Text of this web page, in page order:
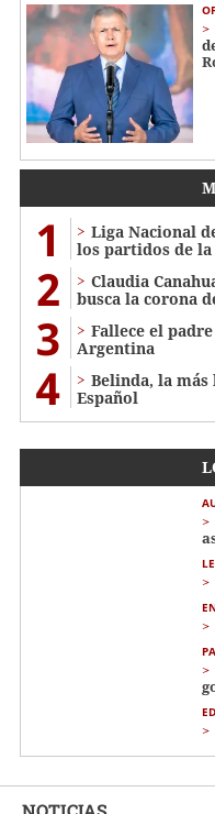
1
Liga Nacional
los partidos de
2
Claudia
busca la corona
3
Fallece el
Argentina
4
Belinda, la más
Español